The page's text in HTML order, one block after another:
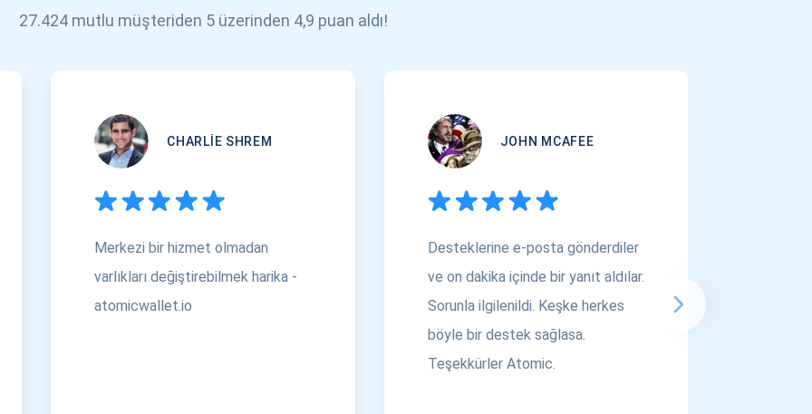
27.424 mutlu müşteriden 5 üzerinden 4,9 puan aldı!
CHARLIE SHREM
Merkezi bir hizmet olmadan
varlıkları değiştirebilmek harika -
atomicwallet.io
JOHN MCAFEE
Desteklerine e-posta gönderdiler
ve on dakika içinde bir yanıt aldılar.
Sorunla ilgilenildi. Keşke herkes
böyle bir destek sağlasa.
Teşekkürler Atomic.